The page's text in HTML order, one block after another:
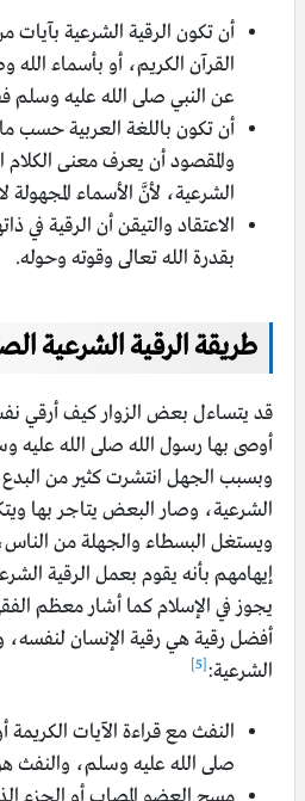
أن تكون الرقية الشرعية بآيات
القرآن الكريم، أو بأسماء
عن النبي صلى الله عليه وسلم
أن تكون باللغة العربية حسب
والمقصود أن يعرف معنى الكلام
الشرعية، لأنَّ الأسماء المجهولة
الاعتقاد والتيقن أن الرقية في
بقدرة الله تعالى وقوته وحوله.
طريقة الرقية الشرعية
قد يتساءل بعض الزوار كيف أرقي
أوصى بها رسول الله صلى الله عليه
وبسبب الجهل انتشرت كثير من البدع
الشرعية، وصار البعض يتاجر بها
ويستغل البسطاء والجهلة من
إيهامهم بأنه يقوم بعمل الرقية
يجوز في الإسلام كما أشار معظم
أفضل رقية هي رقية الإنسان لنفسه،
الشرعية:[5]
النفث مع قراءة الآيات الكريمة
صلى الله عليه وسلم، والنفث